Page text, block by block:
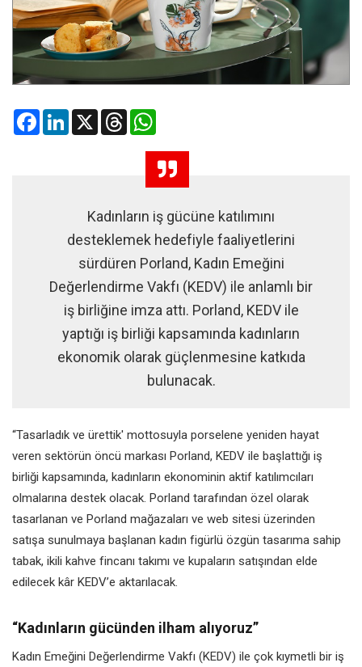
FacebookLinkedIn
X Threads
Kadınların iş gücüne katılımını
desteklemek hedefiyle faaliyetlerini
sürdüren Porland, Kadın Emeğini
Değerlendirme Vakfı (KEDV) ile anlamlı bir
iş birliğine imza attı. Porland, KEDV ile
yaptığı iş birliği kapsamında kadınların
ekonomik olarak güçlenmesine katkıda
bulunacak.
“Tasarladık ve ürettik' mottosuyla porselene yeniden hayat
veren sektörün öncü markası Porland, KEDV ile başlattığı iş
birliği kapsamında, kadınların ekonominin aktif katılımcıları
olmalarına destek olacak. Porland tarafından özel olarak
tasarlanan ve Porland mağazaları ve web sitesi üzerinden
satışa sunulmaya başlanan kadın figürlü özgün tasarıma sahip
tabak, ikili kahve fincanı takımı ve kupaların satışından elde
edilecek kâr KEDV’e aktarılacak.
“Kadınların gücünden ilham alıyoruz”
Kadın Emeğini Değerlendirme Vakfı (KEDV) ile çok kıymetli bir iş